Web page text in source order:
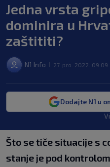
Jedna vrsta
dominira u
zaštititi?
N1 Info 27. pro. 2022. 09:09
Dodajte N1 u
Što se tiče situacije s
stanje je pod